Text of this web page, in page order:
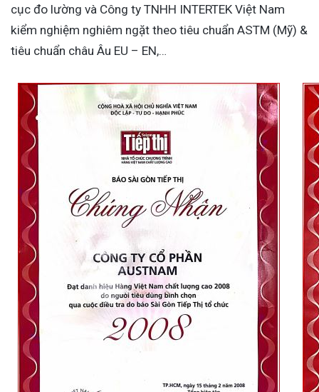
cục đo lường và Công ty TNHH INTERTEK Việt Nam
kiểm nghiệm nghiêm ngặt theo tiêu chuẩn ASTM (Mỹ) &
tiêu chuẩn châu Âu EU – EN,…